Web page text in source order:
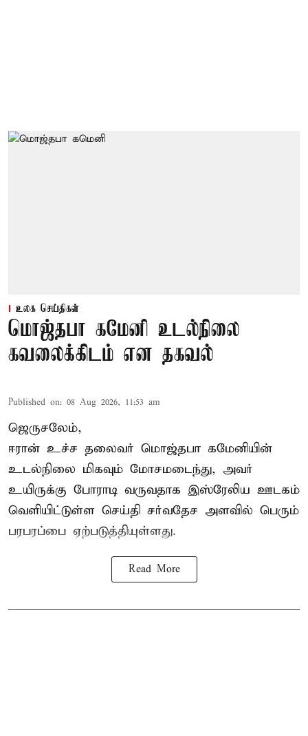
உலக செய்திகள்
மொஜ்தபா கமேனி உடல்நிலை
கவலைக்கிடம் என தகவல்
Published on: 08 Aug 2026, 11:53 am
ஜெருசலேம்,
ஈரான் உச்ச தலைவர் மொஜ்தபா கமேனியின்
உடல்நிலை மிகவும் மோசமடைந்து, அவர்
உயிருக்கு போராடி வருவதாக இஸ்ரேலிய ஊடகம்
வெளியிட்டுள்ள செய்தி சர்வதேச அளவில் பெரும்
பரபரப்பை ஏற்படுத்தியுள்ளது.
Read More